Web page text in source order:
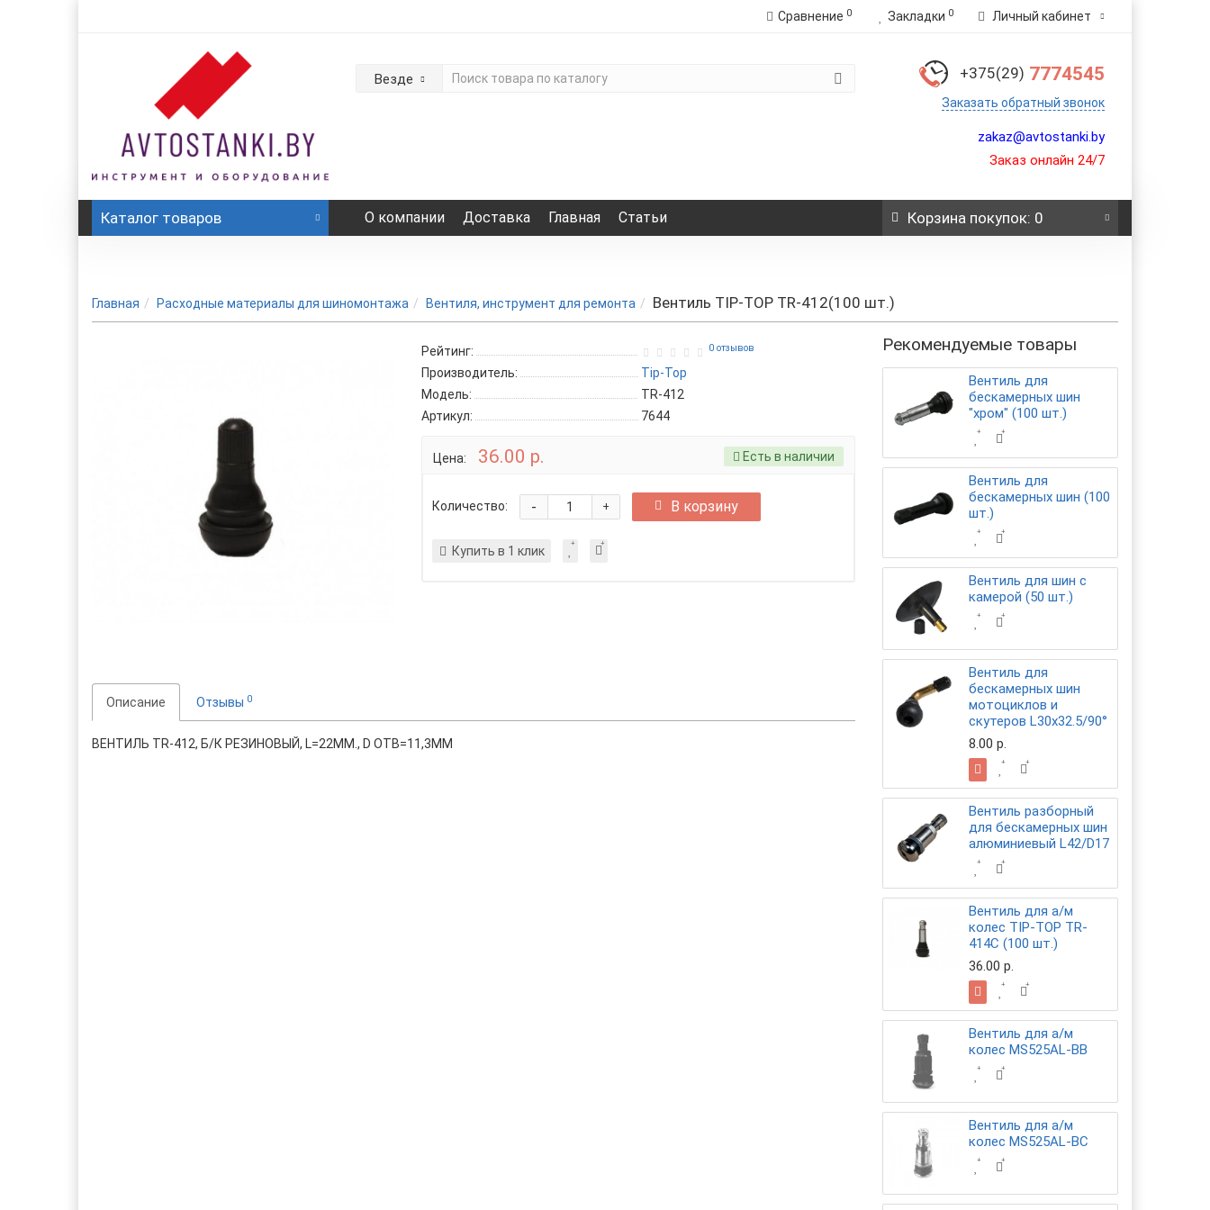
Сравнение 0 Закладки 0 Личный кабинет
Везде +375(29) 7774545
Заказать обратный звонок
zakaz@avtostanki.by
Заказ онлайн 24/7
Каталог товаров О компании Доставка Главная Статьи Корзинапокупок: 0
Главная Расходные материалы для шиномонтажа Вентиля, инструмент для ремонта Вентиль TIP-TOP TR-412(100 шт.)
Рейтинг: 0 отзывов
Производитель:
Tip-Top
Модель:
TR-412
Артикул:
7644
Цена: 36.00 р. Есть в наличии
Количество: +
- В корзину
Купить в 1 клик
Описание Отзывы 0
ВЕНТИЛЬ TR-412, Б/К РЕЗИНОВЫЙ, L=22ММ., D ОТВ=11,3ММ
Рекомендуемые товары
Вентиль для
бескамерных шин
"хром" (100 шт.)
Вентиль для
бескамерных шин (100
шт.)
Вентиль для шин с
камерой (50 шт.)
Вентиль для
бескамерных шин
мотоциклов и
скутеров L30х32.5/90°
8.00 р.
Вентиль разборный
для бескамерных шин
алюминиевый L42/D17
Вентиль для а/м
колес TIP-TOP TR-
414С (100 шт.)
36.00 р.
Вентиль для а/м
колес MS525AL-BB
Вентиль для а/м
колес MS525AL-BC